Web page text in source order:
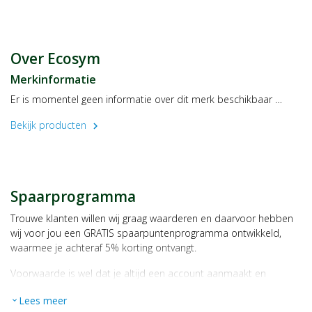
Over Ecosym
Merkinformatie
Er is momentel geen informatie over dit merk beschikbaar …
Bekijk producten
chevron_right
Spaarprogramma
Trouwe klanten willen wij graag waarderen en daarvoor hebben
wij voor jou een GRATIS spaarpuntenprogramma ontwikkeld,
waarmee je achteraf 5% korting ontvangt.
Voorwaarde is wel dat je altijd een account aanmaakt en
Bij iedere bestelling ontvang je per bestede euro 1 spaarpunt,
expand_more Lees meer